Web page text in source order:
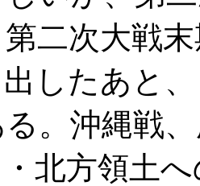
二次大戦
したあと
。沖縄戦
北方領土